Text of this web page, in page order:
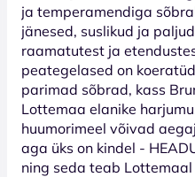
ja temperamendiga
jänesed, suslikud ja
raamatutest ja
peategelased on
parimad sõbrad, kass
Lottemaa elanike
huumorimeel võivad
aga üks on kindel -
ning seda teab Lottemaal